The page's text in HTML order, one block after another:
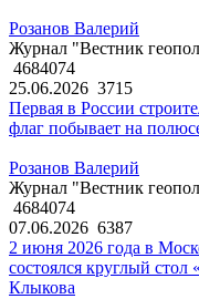
Розанов Валерий
Журнал "Вестник
4684074
25.06.2026 3715
Первая в России
флаг побывает на
Розанов Валерий
Журнал "Вестник
4684074
07.06.2026 6387
2 июня 2026 года в
состоялся круглый
Клыкова